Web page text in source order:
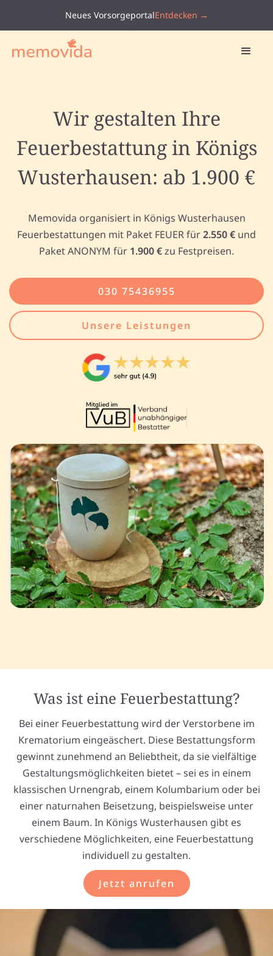
Neues VorsorgeportalEntdecken →
Wir gestalten Ihre
Feuerbestattung in Königs
Wusterhausen: ab 1.900 €
Memovida organisiert in Königs Wusterhausen
Feuerbestattungen mit Paket FEUER für2.550 € und
Paket ANONYM für 1.900 €zu Festpreisen.
030 75436955
Unsere Leistungen
Was ist eine Feuerbestattung?
Bei einer Feuerbestattung wird der Verstorbene im
Krematorium eingeäschert. Diese Bestattungsform
gewinnt zunehmend an Beliebtheit, da sie vielfältige
Gestaltungsmöglichkeiten bietet – sei es in einem
klassischen Urnengrab, einem Kolumbarium oder bei
einer naturnahen Beisetzung, beispielsweise unter
einem Baum. In Königs Wusterhausen gibt es
verschiedene Möglichkeiten, eine Feuerbestattung
individuell zu gestalten.
Jetzt anrufen